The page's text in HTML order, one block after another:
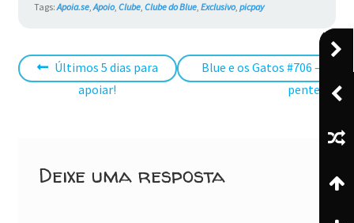
Tags:Apoia.se,Apoio, Clube, Clube do Blue, Exclusivo, picpay
Navegação
Post
anterior:
Últimos 5 dias para
apoiar!
Próximo
Blue e os Gatos #706 –
pentelha
Deixe uma resposta